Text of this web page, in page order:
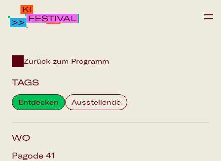
FAQS
Zurück zum Programm
TAGS
Entdecken Ausstellende
WO
Pagode 41